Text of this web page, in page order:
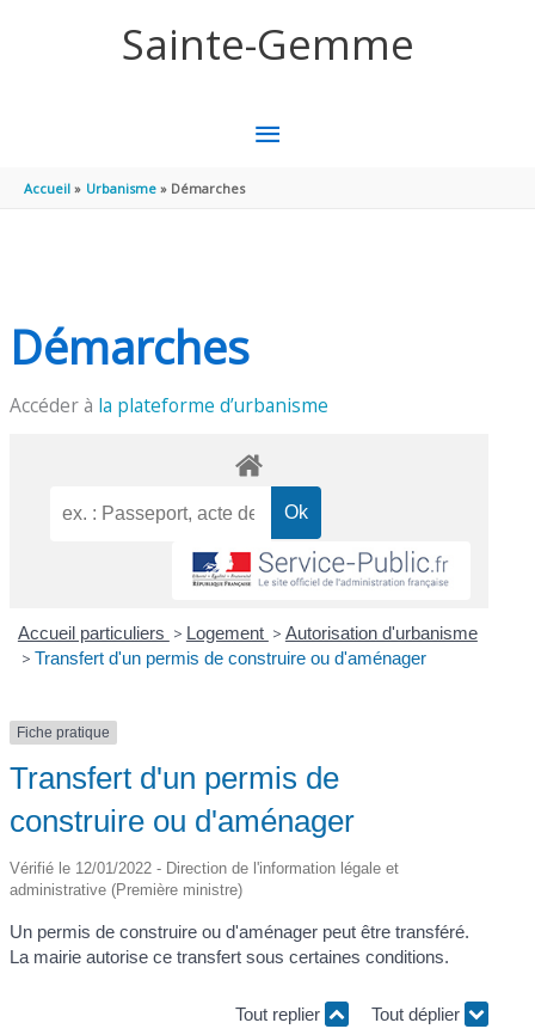
Sainte-Gemme
MENU
Accueil Urbanisme Démarches
Démarches
Accéder à la plateforme d’urbanisme
Accueil particuliers > Logement > Autorisation d'urbanisme
> Transfert d'un permis de construire ou d'aménager
Fiche pratique
Transfert d'un permis de
construire ou d'aménager
Vérifié le 12/01/2022 - Direction de l'information légale et
administrative (Première ministre)
Un permis de construire ou d'aménager peut être transféré.
La mairie autorise ce transfert sous certaines conditions.
Tout replier Tout déplier